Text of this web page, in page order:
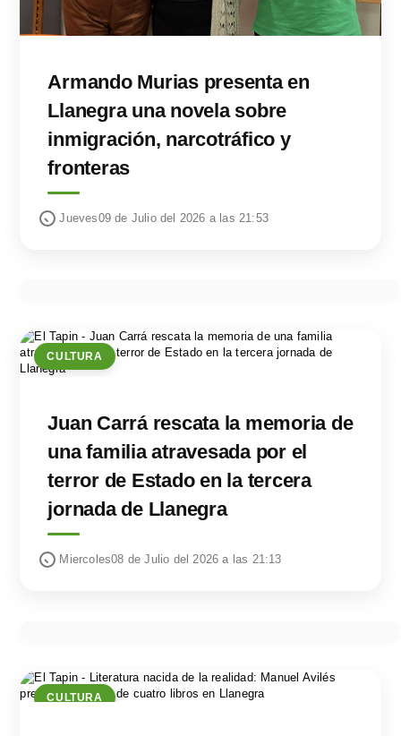
Armando Murias presenta en
Llanegra una novela sobre
inmigración, narcotráfico y
fronteras
Jueves09 de Julio del 2026 a las 21:53
CULTURA
Juan Carrá rescata la memoria de
una familia atravesada por el
terror de Estado en la tercera
jornada de Llanegra
Miercoles08 de Julio del 2026 a las 21:13
CULTURA